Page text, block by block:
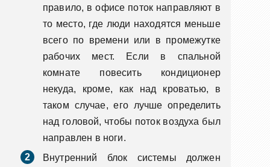
правило, в офисе поток направляют в
то место, где люди находятся меньше
всего по времени или в промежутке
рабочих мест. Если в спальной
комнате повесить кондиционер
некуда, кроме, как над кроватью, в
таком случае, его лучше определить
над головой, чтобы поток воздуха был
направлен в ноги.
Внутренний блок системы должен